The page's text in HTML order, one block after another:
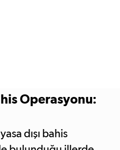
Operasyonu:
dışı bahis